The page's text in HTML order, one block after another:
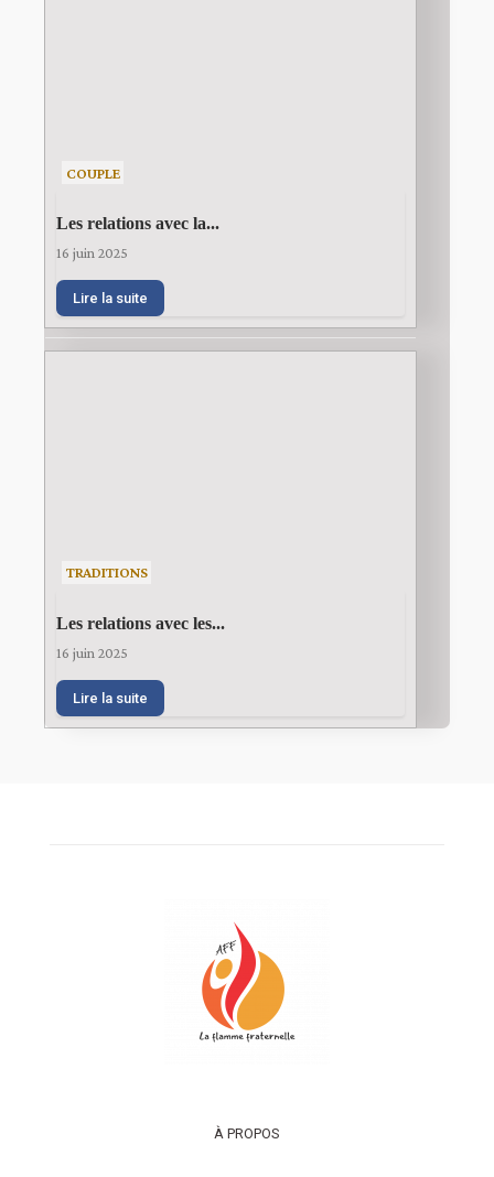
COUPLE
Les relations avec la...
16 juin 2025
Lire la suite
TRADITIONS
Les relations avec les...
16 juin 2025
Lire la suite
À PROPOS